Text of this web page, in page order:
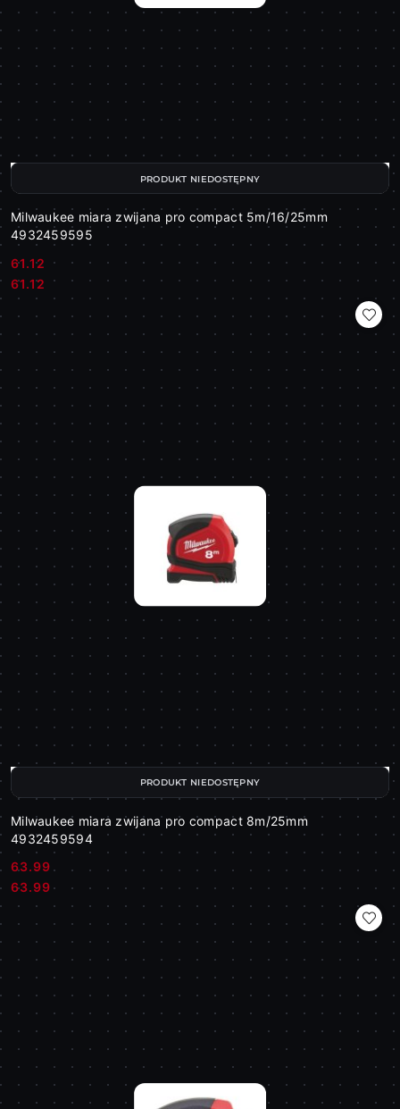
Milwaukee miara zwijana pro compact 5m/16/25mm
4932459595
Cena:
61.12
Cena:
61.12
PRODUKT NIEDOSTĘPNY
Milwaukee miara zwijana pro compact 8m/25mm
4932459594
Cena:
63.99
Cena:
63.99
PRODUKT NIEDOSTĘPNY